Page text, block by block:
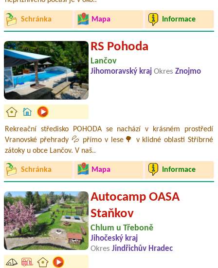
Schránka Mapa Informace
RS Pohoda
Lančov
Jihomoravský kraj Okres Znojmo
Rekreační středisko POHODA se nachází v krásném prostředí
Vranovské přehrady 💦 přímo v lese🌳 v klidné oblasti Stříbrné
zátoky u obce Lančov. V naš..
Schránka Mapa Informace
Autocamp OASA
Staňkov
Chlum u Třeboně
Jihočeský kraj
Okres Jindřichův Hradec